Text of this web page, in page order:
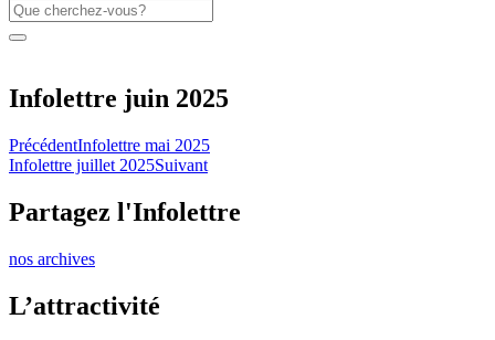
Infolettre juin 2025
PrécédentInfolettre mai 2025
Infolettre juillet 2025Suivant
Partagez l'Infolettre
nos archives
L’attractivité